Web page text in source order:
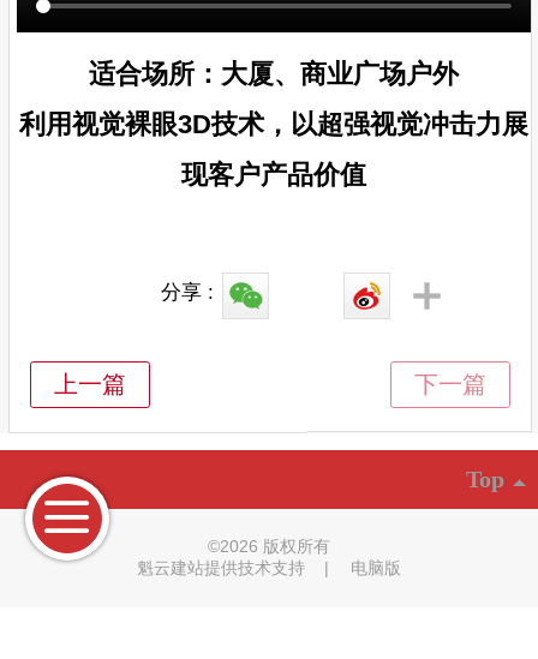
适合场所：大厦、商业广场户外
利用视觉裸眼3D技术，以超强视觉冲击力展
现客户产品价值
分享 :
Top
©2026 版权所有
魁云建站提供技术支持
| 电脑版